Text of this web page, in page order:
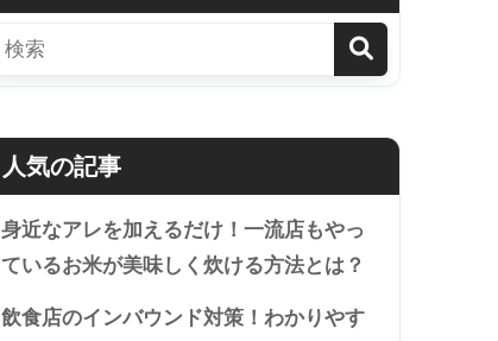
人気の記事
身近なアレを加えるだけ！一流店もやっ
ているお米が美味しく炊ける方法とは？
飲食店のインバウンド対策！わかりやす